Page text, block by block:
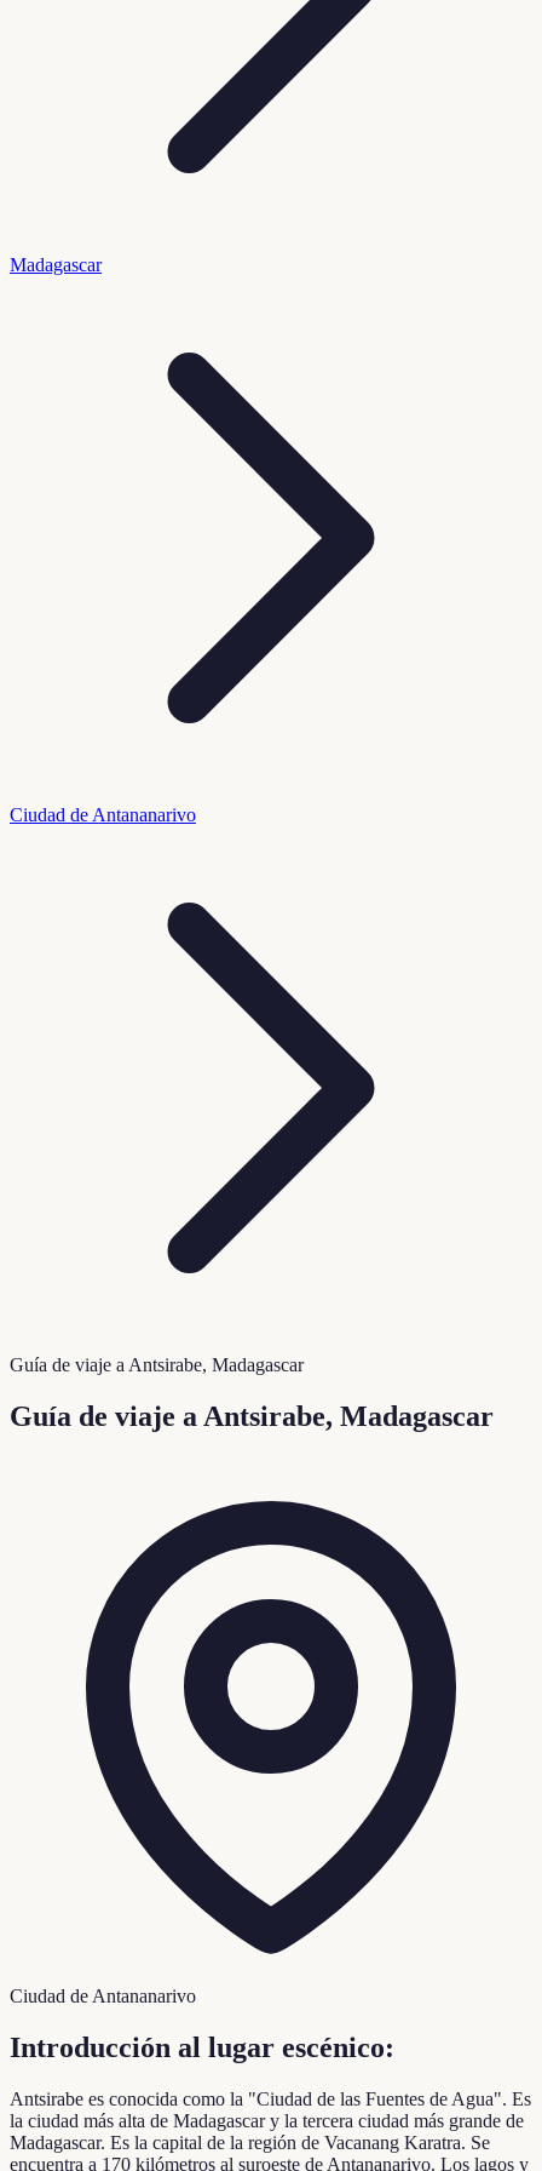
Madagascar
Ciudad de Antananarivo
Guía de viaje a Antsirabe, Madagascar
Guía de viaje a Antsirabe, Madagascar
Ciudad de Antananarivo
Introducción al lugar escénico:
Antsirabe es conocida como la "Ciudad de las Fuentes de Agua". Es
la ciudad más alta de Madagascar y la tercera ciudad más grande de
Madagascar. Es la capital de la región de Vacanang Karatra. Se
encuentra a 170 kilómetros al suroeste de Antananarivo. Los lagos y